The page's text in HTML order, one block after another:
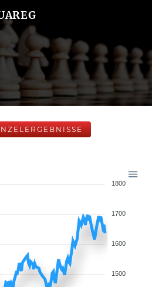
1800
1700
1600
1500